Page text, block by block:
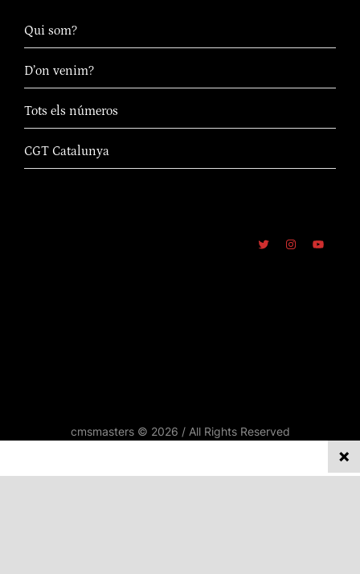
Qui som?
D’on venim?
Tots els números
CGT Catalunya
cmsmasters © 2026 / All Rights Reserved